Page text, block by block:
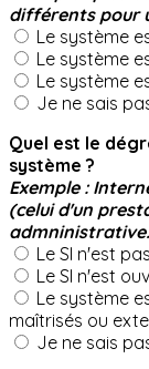
différents pour
Le système
Le système
Le système
Je ne sais
Quel est le
système ?
Exemple :
(celui d'un
Le SI n'est
Le SI n'est
Le système
maîtrisés ou
Je ne sais